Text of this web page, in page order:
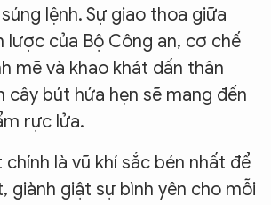
lệnh. Sự giao thoa giữa
lược của Bộ Công an, cơ chế
mẽ và khao khát dấn thân
cây bút hứa hẹn sẽ mang đến
rực lửa.
là vũ khí sắc bén nhất để
giành giật sự bình yên cho mỗi